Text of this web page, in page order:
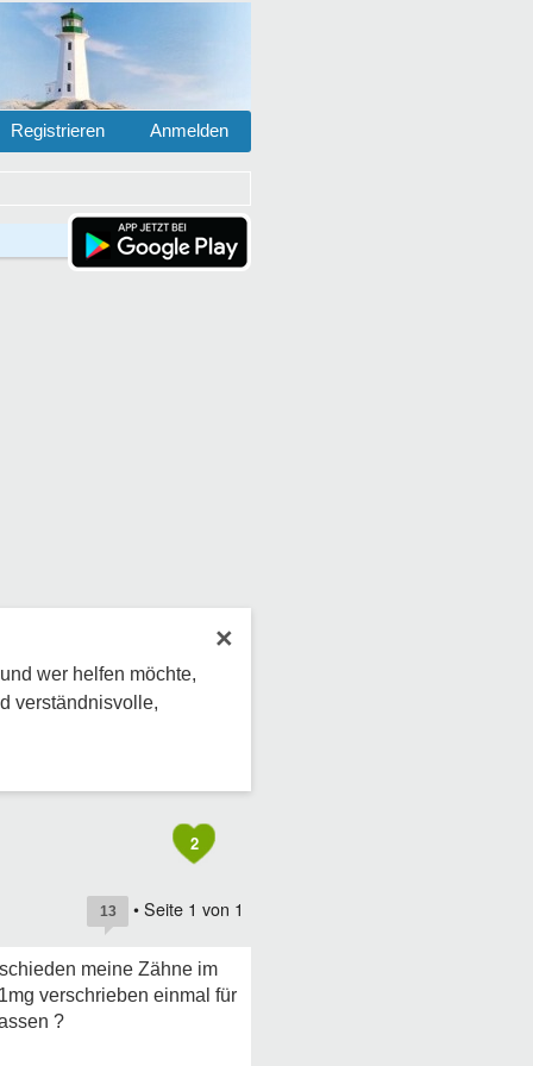
Anmelden
Registrieren
×
wer helfen möchte,
verständnisvolle,
2
13 • Seite 1 von 1
meine Zähne im
verschrieben einmal für
?